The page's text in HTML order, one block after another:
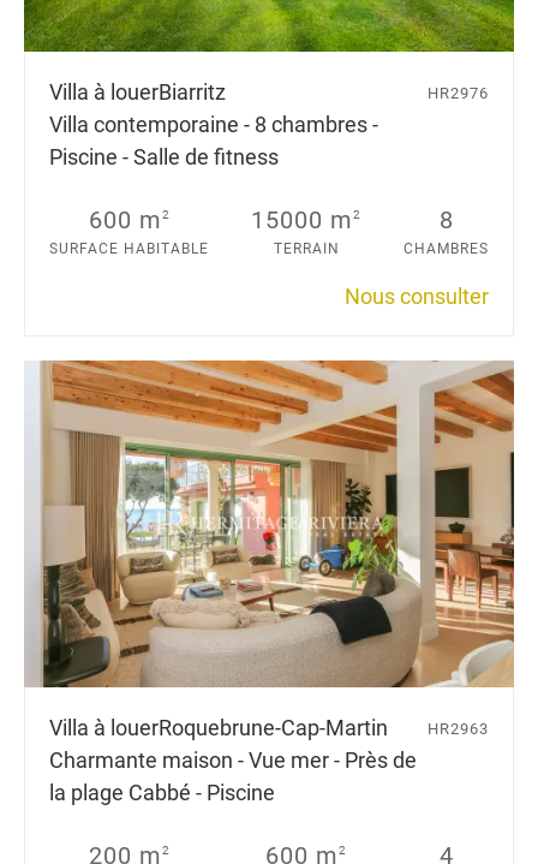
Villa à louerBiarritz
Villa contemporaine - 8 chambres -
Piscine - Salle de fitness
HR2976
600 m2
SURFACE HABITABLE
15000 m2
TERRAIN
8
CHAMBRES
Nous consulter
Villa à louerRoquebrune-Cap-Martin
Charmante maison - Vue mer - Près de
la plage Cabbé - Piscine
HR2963
200 m2 600 m2 4